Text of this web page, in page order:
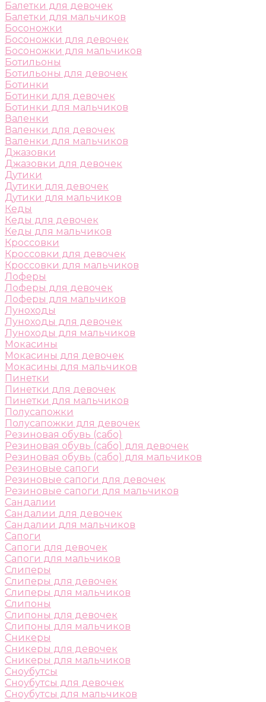
Балетки для девочек
Балетки для мальчиков
Босоножки
Босоножки для девочек
Босоножки для мальчиков
Ботильоны
Ботильоны для девочек
Ботинки
Ботинки для девочек
Ботинки для мальчиков
Валенки
Валенки для девочек
Валенки для мальчиков
Джазовки
Джазовки для девочек
Дутики
Дутики для девочек
Дутики для мальчиков
Кеды
Кеды для девочек
Кеды для мальчиков
Кроссовки
Кроссовки для девочек
Кроссовки для мальчиков
Лоферы
Лоферы для девочек
Лоферы для мальчиков
Луноходы
Луноходы для девочек
Луноходы для мальчиков
Мокасины
Мокасины для девочек
Мокасины для мальчиков
Пинетки
Пинетки для девочек
Пинетки для мальчиков
Полусапожки
Полусапожки для девочек
Резиновая обувь (сабо)
Резиновая обувь (сабо) для девочек
Резиновая обувь (сабо) для мальчиков
Резиновые сапоги
Резиновые сапоги для девочек
Резиновые сапоги для мальчиков
Сандалии
Сандалии для девочек
Сандалии для мальчиков
Сапоги
Сапоги для девочек
Сапоги для мальчиков
Слиперы
Слиперы для девочек
Слиперы для мальчиков
Слипоны
Слипоны для девочек
Слипоны для мальчиков
Сникеры
Сникеры для девочек
Сникеры для мальчиков
Сноубутсы
Сноубутсы для девочек
Сноубутсы для мальчиков